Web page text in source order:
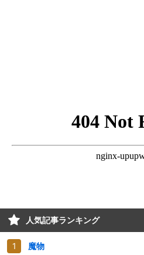
人気記事ランキング
魔物